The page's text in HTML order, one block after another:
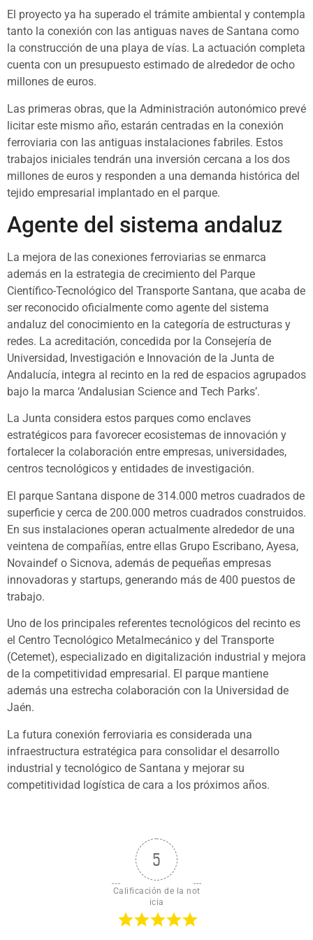
El proyecto ya ha superado el trámite ambiental y contempla
tanto la conexión con las antiguas naves de Santana como
la construcción de una playa de vías. La actuación completa
cuenta con un presupuesto estimado de alrededor de ocho
millones de euros.
Las primeras obras, que la Administración autonómico prevé
licitar este mismo año, estarán centradas en la conexión
ferroviaria con las antiguas instalaciones fabriles. Estos
trabajos iniciales tendrán una inversión cercana a los dos
millones de euros y responden a una demanda histórica del
tejido empresarial implantado en el parque.
Agente del sistema andaluz
La mejora de las conexiones ferroviarias se enmarca
además en la estrategia de crecimiento del Parque
Científico-Tecnológico del Transporte Santana, que acaba de
ser reconocido oficialmente como agente del sistema
andaluz del conocimiento en la categoría de estructuras y
redes. La acreditación, concedida por la Consejería de
Universidad, Investigación e Innovación de la Junta de
Andalucía, integra al recinto en la red de espacios agrupados
bajo la marca ‘Andalusian Science and Tech Parks’.
La Junta considera estos parques como enclaves
estratégicos para favorecer ecosistemas de innovación y
fortalecer la colaboración entre empresas, universidades,
centros tecnológicos y entidades de investigación.
El parque Santana dispone de 314.000 metros cuadrados de
superficie y cerca de 200.000 metros cuadrados construidos.
En sus instalaciones operan actualmente alrededor de una
veintena de compañías, entre ellas Grupo Escribano, Ayesa,
Novaindef o Sicnova, además de pequeñas empresas
innovadoras y startups, generando más de 400 puestos de
trabajo.
Uno de los principales referentes tecnológicos del recinto es
el Centro Tecnológico Metalmecánico y del Transporte
(Cetemet), especializado en digitalización industrial y mejora
de la competitividad empresarial. El parque mantiene
además una estrecha colaboración con la Universidad de
Jaén.
La futura conexión ferroviaria es considerada una
infraestructura estratégica para consolidar el desarrollo
industrial y tecnológico de Santana y mejorar su
competitividad logística de cara a los próximos años.
5
Calificación de la not
icia